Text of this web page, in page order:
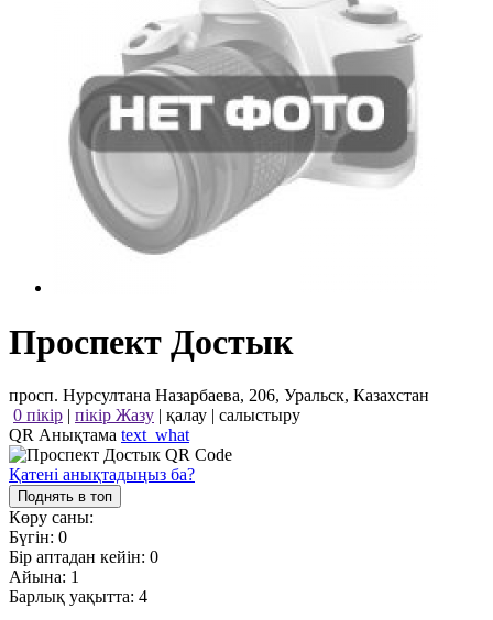
Проспект Достык
просп. Нурсултана Назарбаева, 206, Уральск, Казахстан
0 пікір | пікір Жазу | қалау | салыстыру
QR Анықтама text_what
Қатені анықтадыңыз ба?
Поднять в топ
Көру саны:
Бүгін: 0
Бір аптадан кейін: 0
Айына: 1
Барлық уақытта: 4